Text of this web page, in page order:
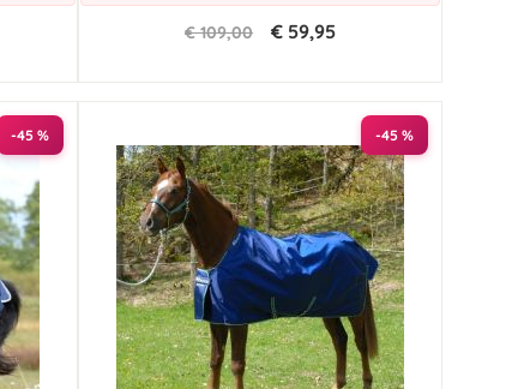
€ 109,00 € 59,95
-45 % -45 %